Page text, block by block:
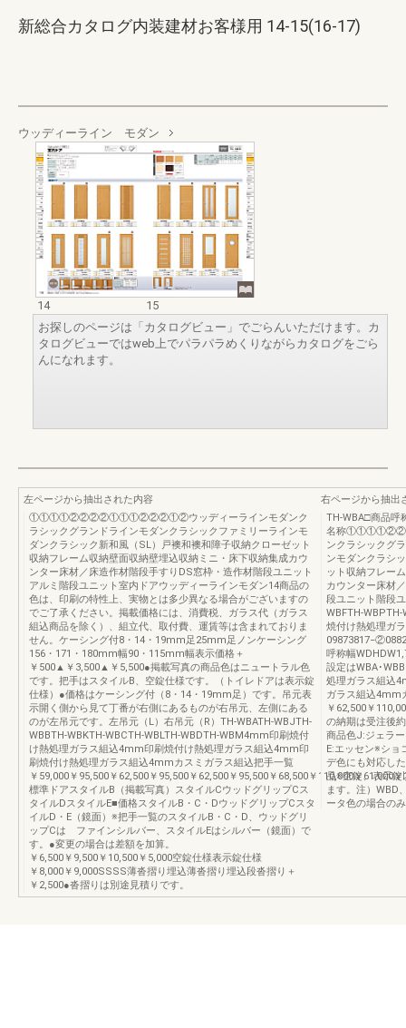
新総合カタログ内装建材お客様用 14-15(16-17)
ウッディーライン モダン
14
15
お探しのページは「カタログビュー」でごらんいただけます。カ
タログビューではweb上でパラパラめくりながらカタログをごら
んになれます。
左ページから抽出された内容
①①①①②②②②①①①②②②①②ウッディーラインモダンク
ラシックグランドラインモダンクラシックファミリーラインモ
ダンクラシック新和風（SL）戸襖和襖和障子収納クローゼット
収納フレーム収納壁面収納壁埋込収納ミニ・床下収納集成カウ
ンター床材／床造作材階段手すりDS窓枠・造作材階段ユニット
アルミ階段ユニット室内ドアウッディーラインモダン14商品の
色は、印刷の特性上、実物とは多少異なる場合がございますの
でご了承ください。掲載価格には、消費税、ガラス代（ガラス
組込商品を除く）、組立代、取付費、運賃等は含まれておりま
せん。ケーシング付8・14・19mm足25mm足ノンケーシング
156・171・180mm幅90・115mm幅表示価格＋
￥500▲￥3,500▲￥5,500●掲載写真の商品色はニュートラル色
です。把手はスタイルB、空錠仕様です。（トイレドアは表示錠
仕様）●価格はケーシング付（8・14・19mm足）です。吊元表
示開く側から見て丁番が右側にあるものが右吊元、左側にある
のが左吊元です。左吊元（L）右吊元（R）TH-WBATH-WBJTH-
WBBTH-WBKTH-WBCTH-WBLTH-WBDTH-WBM4mm印刷焼付
け熱処理ガラス組込4mm印刷焼付け熱処理ガラス組込4mm印
刷焼付け熱処理ガラス組込4mmカスミガラス組込把手一覧
￥59,000￥95,500￥62,500￥95,500￥62,500￥95,500￥68,500￥110,000￥61,000
標準ドアスタイルB（掲載写真）スタイルCウッドグリップCス
タイルDスタイルE■価格スタイルB・C・DウッドグリップCスタ
イルD・E（鏡面）※把手一覧のスタイルB・C・D、ウッドグリ
ップCは ファインシルバー、スタイルEはシルバー（鏡面）で
す。●変更の場合は差額を加算。
￥6,500￥9,500￥10,500￥5,000空錠仕様表示錠仕様
￥8,000￥9,000SSSS薄沓摺り埋込薄沓摺り埋込段沓摺り＋
￥2,500●沓摺りは別途見積りです。
右ページから抽出
TH-WBA□商品呼
名称
ンクラシックグ
ンモダンクラシ
ット収納フレー
カウンター床材
段ユニット階段
WBFTH-
焼付け熱処理ガ
呼称幅
設定はWBA･
処理ガラス組込
ガラス組込4mm
￥62,500￥
の納期は受注後
商品色J:ジェラ
E:エッセン※ショ
デ色にも対応し
品※空錠、表示錠
ます。注）WBD
ータ色の場合の